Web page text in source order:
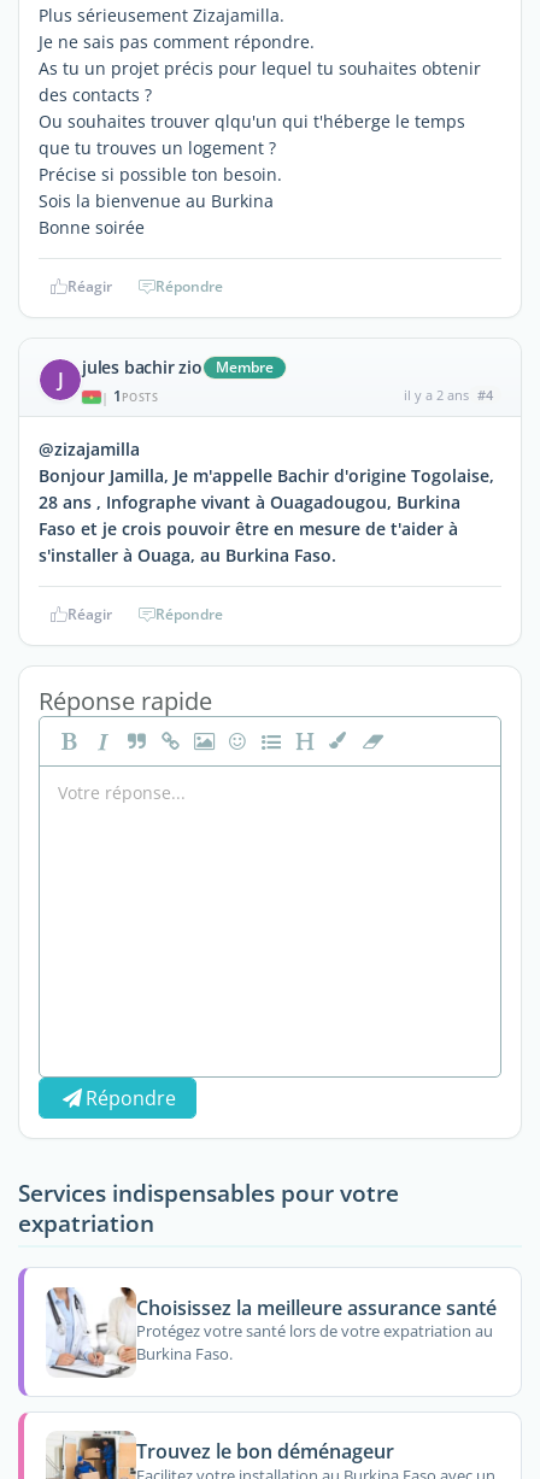
Plus sérieusement Zizajamilla.
Je ne sais pas comment répondre.
As tu un projet précis pour lequel tu souhaites obtenir
des contacts ?
Ou souhaites trouver qlqu'un qui t'héberge le temps
que tu trouves un logement ?
Précise si possible ton besoin.
Sois la bienvenue au Burkina
Bonne soirée
Réagir Répondre
J jules bachir zio Membre
| 1 POSTS il y a 2 ans #4
@zizajamilla
Bonjour Jamilla, Je m'appelle Bachir d'origine Togolaise,
28 ans , Infographe vivant à Ouagadougou, Burkina
Faso et je crois pouvoir être en mesure de t'aider à
s'installer à Ouaga, au Burkina Faso.
Réagir Répondre
Réponse rapide
Répondre
Services indispensables pour votre
expatriation
Choisissez la meilleure assurance santé
Protégez votre santé lors de votre expatriation au
Burkina Faso.
Trouvez le bon déménageur